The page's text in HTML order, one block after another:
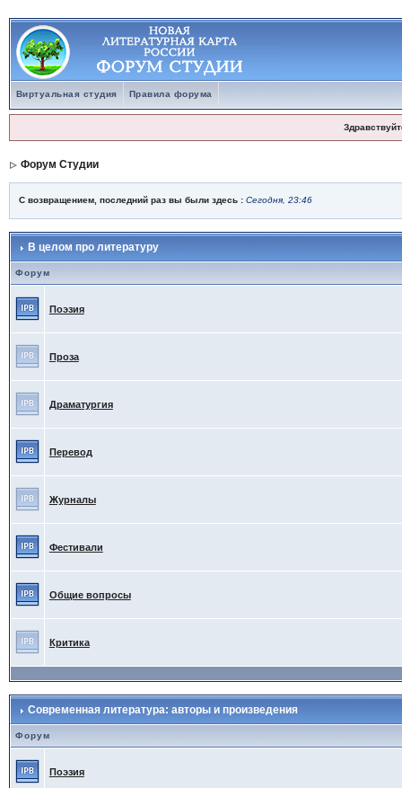
Виртуальная студия Правила форума
Форум Студии
С возвращением, последний раз вы были здесь : Сегодня, 23:46
В целом про литературу
Форум
Поэзия
Проза
Драматургия
Перевод
Журналы
Фестивали
Общие вопросы
Критика
Современная литература: авторы и произведения
Форум
Поэзия